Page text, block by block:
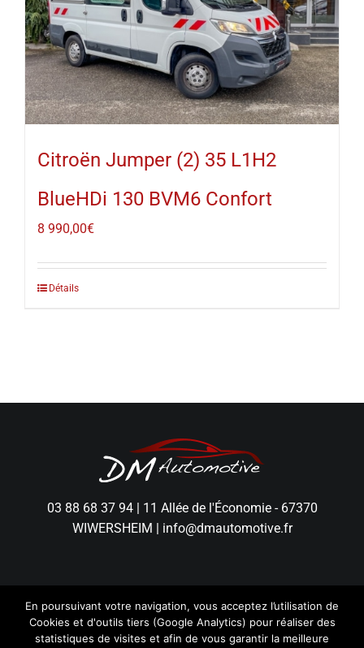
Citroën Jumper (2) 35 L1H2
BlueHDi 130 BVM6 Confort
8 990,00€
Détails
03 88 68 37 94| 11 Allée de l'Économie - 67370
WIWERSHEIM
info@dmautomotive.fr
En poursuivant votre navigation, vous acceptez l’utilisation de
Cookies et d'outils tiers (Google Analytics) pour réaliser des
statistiques de visites et afin de vous garantir la meilleure